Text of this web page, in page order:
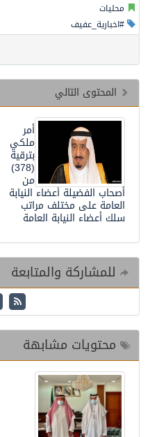
محليات
#اخبارية_عفيف
المحتوى التالي
أمر
ملكي
بترقية
(378)
من
أصحاب الفضيلة أعضاء النيابة
العامة على مختلف مراتب
سلك أعضاء النيابة العامة
للمشاركة والمتابعة
محتويات مشابهة